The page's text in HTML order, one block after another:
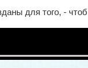
для того, -